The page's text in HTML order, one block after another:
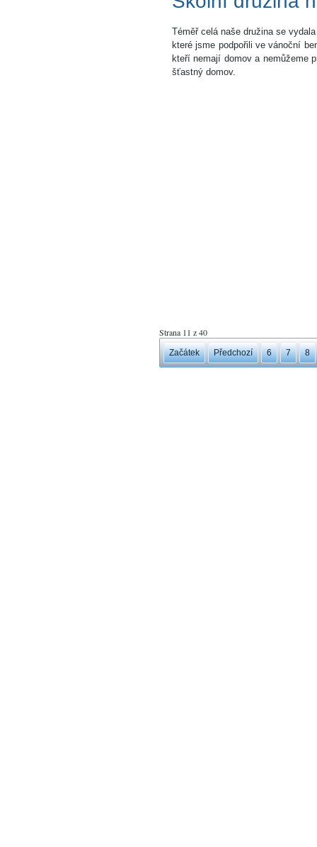
Téměř celá naše družina se
které jsme podpořili ve vánoční
kteří nemají domov a nemůžeme
šťastný domov.
Strana 11 z 40
Začátek Předchozí 6 7 8